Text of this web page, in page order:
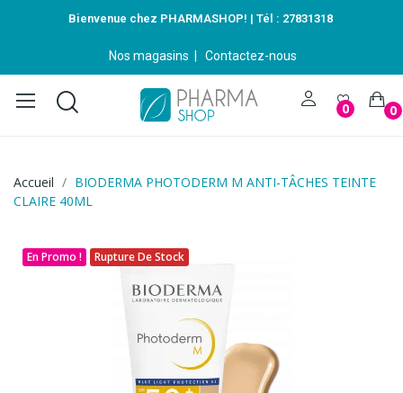
Bienvenue chez PHARMASHOP! | Tél : 27831318
Nos magasins Contactez-nous
0 0
Accueil
BIODERMA PHOTODERM M ANTI-TÂCHES TEINTE
CLAIRE 40ML
En Promo ! Rupture De Stock